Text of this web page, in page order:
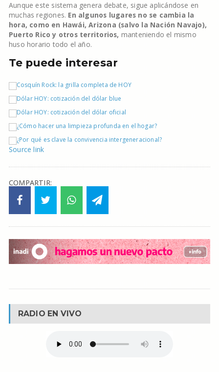
Aunque este sistema genera debate, sigue aplicándose en
muchas regiones. En algunos lugares no se cambia la
hora, como en Hawái, Arizona (salvo la Nación Navajo),
Puerto Rico y otros territorios, manteniendo el mismo
huso horario todo el año.
Te puede interesar
Source link
COMPARTIR:
RADIO EN VIVO